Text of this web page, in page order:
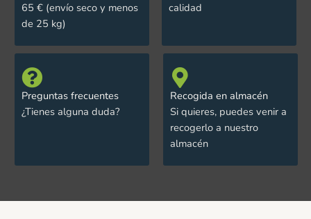
65 € (envío seco y menos
de 25 kg)
calidad
Preguntas frecuentes
¿Tienes alguna duda?
Recogida en almacén
Si quieres, puedes venir a
recogerlo a nuestro
almacén